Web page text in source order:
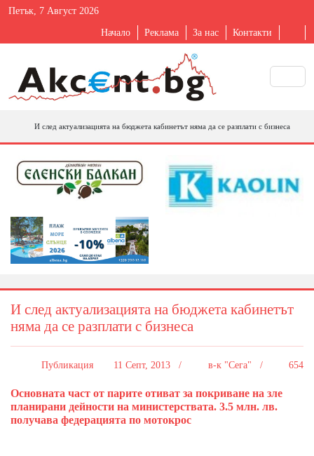
Петък, 7 Август 2026
Начало Реклама За нас Контакти
И след актуализацията на бюджета кабинетът няма да се разплати с бизнеса
И след актуализацията на бюджета кабинетът
няма да се разплати с бизнеса
Публикация 11 Септ, 2013 / в-к "Сега" / 654
Основната част от парите отиват за покриване на зле
планирани дейности на министерствата. 3.5 млн. лв.
получава федерацията по мотокрос